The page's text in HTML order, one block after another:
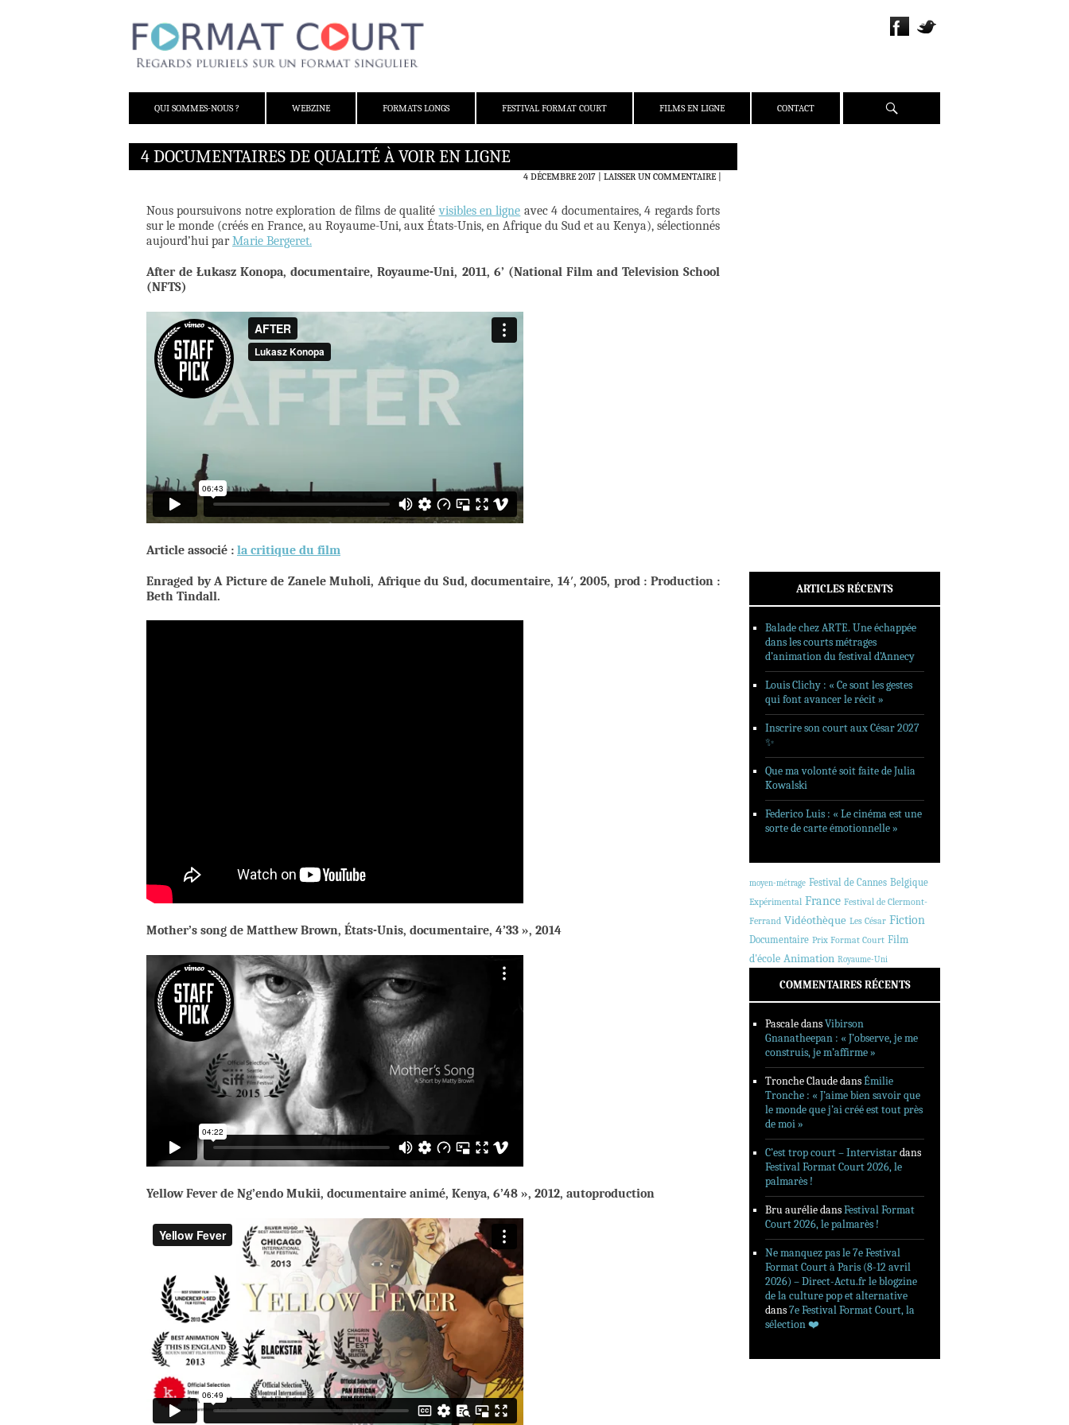
QUI SOMMES-NOUS ?
WEBZINE FORMATS LONGS FESTIVAL FORMAT COURT FILMS EN LIGNE CONTACT Recherche
4 DOCUMENTAIRES DE QUALITÉ À VOIR EN LIGNE
4 DÉCEMBRE 2017 LAISSER UN COMMENTAIRE|
Nous poursuivons notre exploration de films de qualitévisibles en ligne avec 4 documentaires, 4 regards forts
sur le monde (créés en France, au Royaume-Uni, aux États-Unis, en Afrique du Sud et au Kenya), sélectionnés
aujourd’hui parMarie Bergeret.
After de Łukasz Konopa, documentaire, Royaume-Uni, 2011, 6’ (National Film and Television School
(NFTS)
Article associé : la critique du film
Enraged by A Picture de Zanele Muholi, Afrique du Sud, documentaire, 14′, 2005, prod : Production :
Beth Tindall.
Mother’s song de Matthew Brown, États-Unis, documentaire, 4’33 », 2014
Yellow Fever de Ng’endo Mukii, documentaire animé, Kenya, 6’48 », 2012, autoproduction
ARTICLES RÉCENTS
Balade chez ARTE. Une échappée
dans les courts métrages
d’animation du festival d’Annecy
Louis Clichy : « Ce sont les gestes
qui font avancer le récit »
Inscrire son court aux César 2027
✨
Que ma volonté soit faite de Julia
Kowalski
Federico Luis : « Le cinéma est une
sorte de carte émotionnelle »
moyen-métrage Festival de Cannes Belgique
Expérimental France Festival de Clermont-
Ferrand Vidéothèque Les César Fiction
Documentaire Prix Format Court Film
d'école Animation Royaume-Uni
COMMENTAIRES RÉCENTS
PascaledansVibirson
Gnanatheepan : « J’observe, je me
construis, je m’affirme »
Tronche ClaudedansÉmilie
Tronche : « J’aime bien savoir que
le monde que j’ai créé est tout près
de moi »
C’est trop court – Intervistardans
Festival Format Court 2026, le
palmarès !
Bru auréliedansFestival Format
Court 2026, le palmarès !
Ne manquez pas le 7e Festival
Format Court à Paris (8-12 avril
2026) – Direct-Actu.fr le blogzine
de la culture pop et alternative
dans7e Festival Format Court, la
sélection ❤️‍